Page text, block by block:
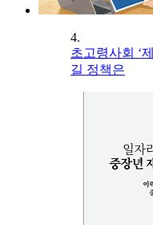
4.
초고령사회 ‘
길 정책은